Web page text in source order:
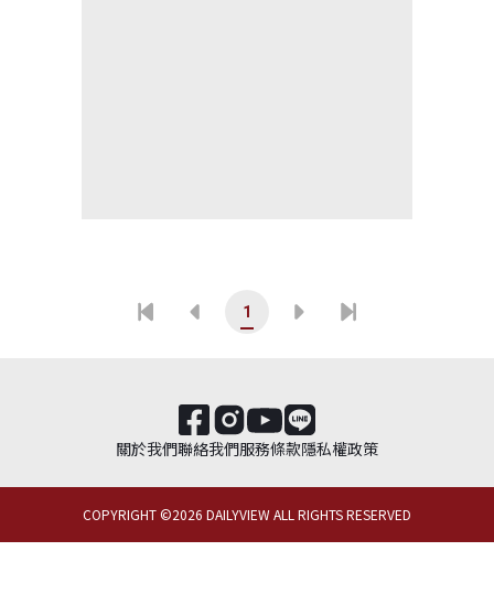
1
關於我們聯絡我們服務條款隱私權政策
COPYRIGHT ©2026 DAILYVIEW ALL RIGHTS RESERVED